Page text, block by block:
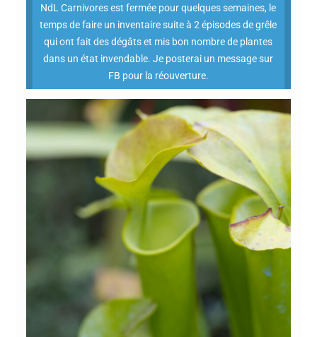
NdL Carnivores est fermée pour quelques semaines, le
temps de faire un inventaire suite à 2 épisodes de grêle
qui ont fait des dégâts et mis bon nombre de plantes
dans un état invendable. Je posterai un message sur
FB pour la réouverture.